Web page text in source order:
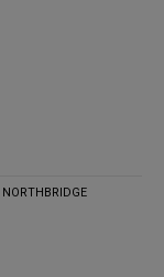
NORTHBRIDGE